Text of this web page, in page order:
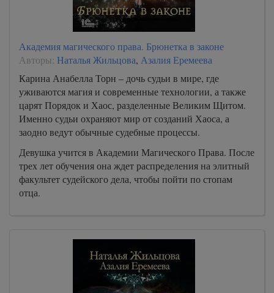
Академия магического права. Брюнетка в законе
Авторы: Наталья Жильцова, Азалия Еремеева
Карина Анабелла Торн – дочь судьи в мире, где
уживаются магия и современные технологии, а также
царят Порядок и Хаос, разделенные Великим Щитом.
Именно судьи охраняют мир от созданий Хаоса, а
заодно ведут обычные судебные процессы.
Девушка учится в Академии Магического Права. После
трех лет обучения она ждет распределения на элитный
факультет судейского дела, чтобы пойти по стопам
отца.